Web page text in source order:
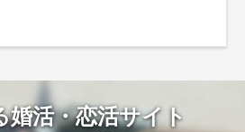
婚活・恋活サイト